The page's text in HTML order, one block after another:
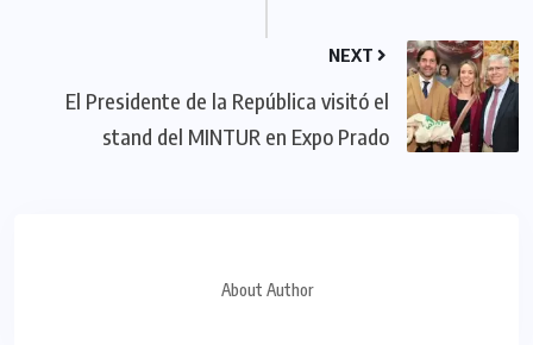
NEXT
El Presidente de la República visitó el
stand del MINTUR en Expo Prado
About Author